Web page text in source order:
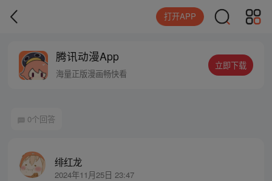
打开APP
腾讯动漫App
海量正版漫画畅快看
立即下载
0个回答
绯红龙
2024年11月25日 23:47